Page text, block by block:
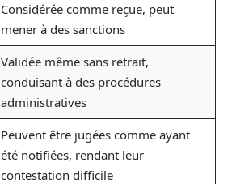
Considérée comme reçue, peut
mener à des sanctions
Validée même sans retrait,
conduisant à des procédures
administratives
Peuvent être jugées comme ayant
été notifiées, rendant leur
contestation difficile